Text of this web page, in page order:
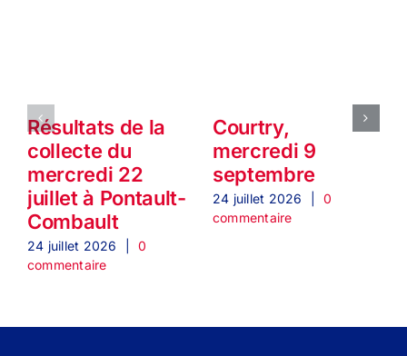
Résultats de la
collecte du
mercredi 22
juillet à Pontault-
Combault
24 juillet 2026
0
commentaire
Courtry,
mercredi 9
septembre
24 juillet 2026
0
commentaire